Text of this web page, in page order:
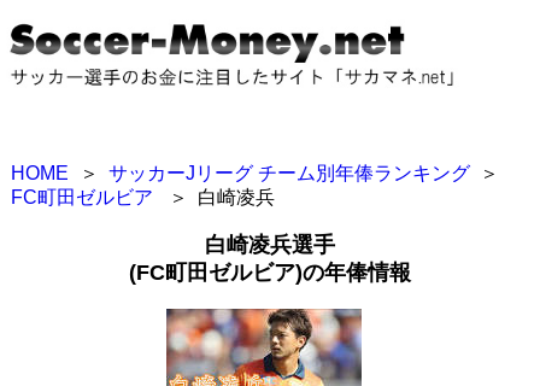
HOME ＞ サッカーJリーグ チーム別年俸ランキング
＞
FC町田ゼルビア
＞ 白崎凌兵
白崎凌兵選手
(FC町田ゼルビア)の年俸情報